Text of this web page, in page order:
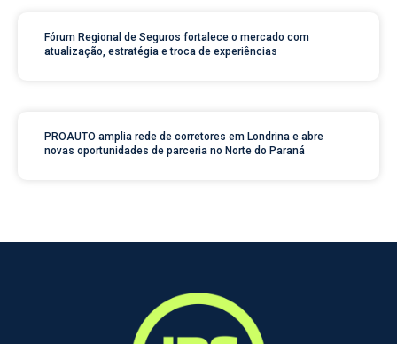
Fórum Regional de Seguros fortalece o mercado com
atualização, estratégia e troca de experiências
PROAUTO amplia rede de corretores em Londrina e abre
novas oportunidades de parceria no Norte do Paraná